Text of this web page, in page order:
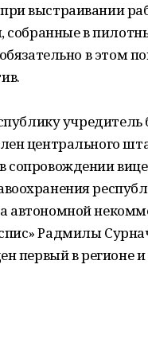
выстраивании
собранные в
в этом
центрального
сопровождении
автономной
Радмилы
первый в